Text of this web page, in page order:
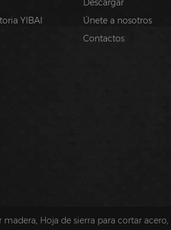
YIBAI
Descargar
Únete a nosotros
Contactos
madera, Hoja de sierra para cortar acero,